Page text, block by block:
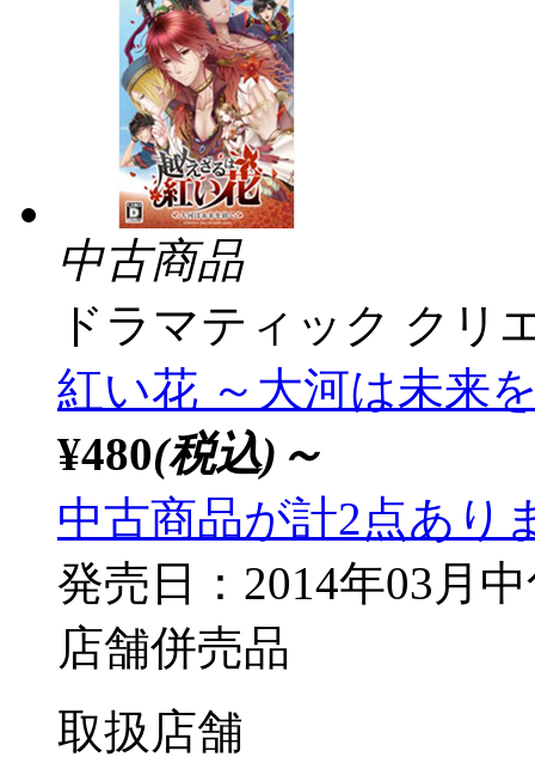
中古商品
ドラマティック クリ
紅い花 ～大河は未来
¥480(税込)～
中古商品が計2点あり
発売日：2014年03月
店舗併売品
取扱店舗